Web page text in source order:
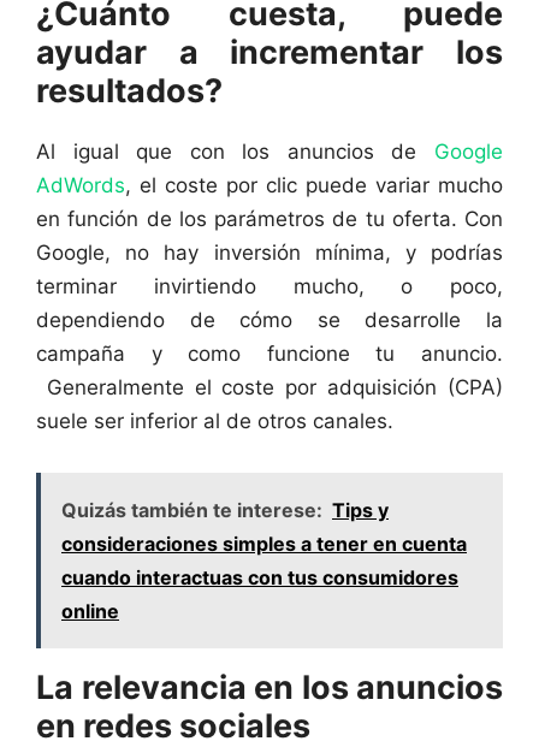
¿Cuánto cuesta, puede
ayudar a incrementar los
resultados?
Al igual que con los anuncios de Google
AdWords, el coste por clic puede variar mucho
en función de los parámetros de tu oferta. Con
Google, no hay inversión mínima, y podrías
terminar invirtiendo mucho, o poco,
dependiendo de cómo se desarrolle la
campaña y como funcione tu anuncio.
Generalmente el coste por adquisición (CPA)
suele ser inferior al de otros canales.
Quizás también te interese: Tips y
consideraciones simples a tener en cuenta
cuando interactuas con tus consumidores
online
La relevancia en los anuncios
en redes sociales